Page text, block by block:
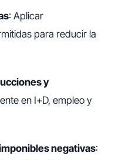
: Aplicar
para reducir la
y
en I+D, empleo y
negativas: